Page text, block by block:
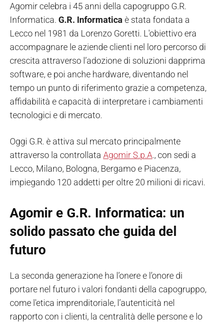
Agomir celebra i 45 anni della capogruppo G.R.
Informatica. G.R. Informatica è stata fondata a
Lecco nel 1981 da Lorenzo Goretti. L'obiettivo era
accompagnare le aziende clienti nel loro percorso di
crescita attraverso l’adozione di soluzioni dapprima
software, e poi anche hardware, diventando nel
tempo un punto di riferimento grazie a competenza,
affidabilità e capacità di interpretare i cambiamenti
tecnologici e di mercato.
Oggi G.R. è attiva sul mercato principalmente
attraverso la controllata Agomir S.p.A., con sedi a
Lecco, Milano, Bologna, Bergamo e Piacenza,
impiegando 120 addetti per oltre 20 milioni di ricavi.
Agomir e G.R. Informatica: un
solido passato che guida del
futuro
La seconda generazione ha l’onere e l’onore di
portare nel futuro i valori fondanti della capogruppo,
come l'etica imprenditoriale, l’autenticità nel
rapporto con i clienti, la centralità delle persone e lo